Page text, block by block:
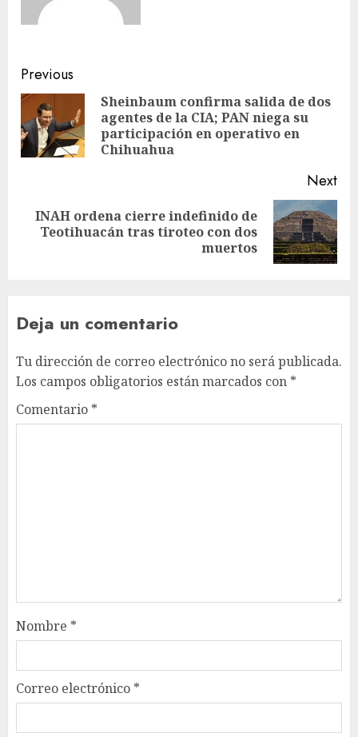
Previous
Sheinbaum confirma salida de dos
agentes de la CIA; PAN niega su
participación en operativo en
Chihuahua
Next
INAH ordena cierre indefinido de
Teotihuacán tras tiroteo con dos
muertos
Deja un comentario
Tu dirección de correo electrónico no será publicada.
Los campos obligatorios están marcados con *
Comentario *
Nombre *
Correo electrónico *